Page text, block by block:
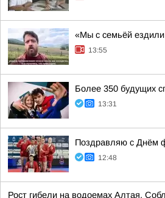
«Мы с семьёй
13:55
Более 350 будущих
13:31
Поздравляю с Днём
12:48
Рост гибели на водоемах Алтая.